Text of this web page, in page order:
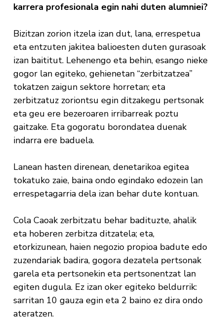
karrera profesionala egin nahi duten alumniei?
Bizitzan zorion itzela izan dut, lana, errespetua
eta entzuten jakitea balioesten duten gurasoak
izan baititut. Lehenengo eta behin, esango nieke
gogor lan egiteko, gehienetan “zerbitzatzea”
tokatzen zaigun sektore horretan; eta
zerbitzatuz zoriontsu egin ditzakegu pertsonak
eta geu ere bezeroaren irribarreak poztu
gaitzake. Eta gogoratu borondatea duenak
indarra ere baduela.
Lanean hasten direnean, denetarikoa egitea
tokatuko zaie, baina ondo egindako edozein lan
errespetagarria dela izan behar dute kontuan.
Cola Caoak zerbitzatu behar badituzte, ahalik
eta hoberen zerbitza ditzatela; eta,
etorkizunean, haien negozio propioa badute edo
zuzendariak badira, gogora dezatela pertsonak
garela eta pertsonekin eta pertsonentzat lan
egiten dugula. Ez izan oker egiteko beldurrik:
sarritan 10 gauza egin eta 2 baino ez dira ondo
ateratzen.